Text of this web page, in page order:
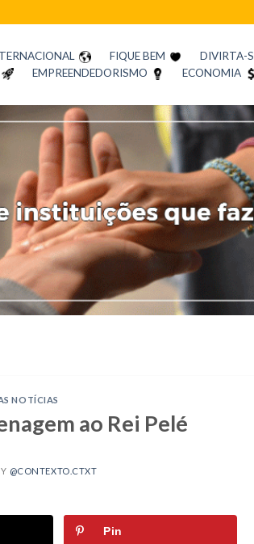
FIQUE BEM DIVIRTA-
EMPREENDEDORISMO ECONOMIA
NOTÍCIAS
ao Rei Pelé
@CONTEXTO.CTXT
Pin